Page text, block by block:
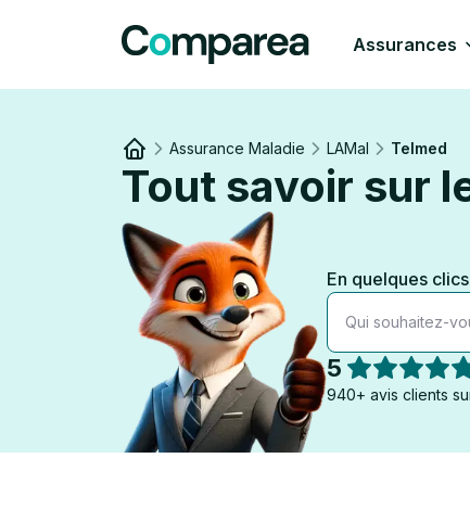
Assurances
Link to
Assurance Maladie LAMal Telmed
Tout savoir sur
En quelques
Qui souhaitez-
5
940+ avis clients